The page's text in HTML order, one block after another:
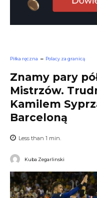
Piłka ręczna Polacy za granicą
Znamy pary
Mistrzów.
Kamilem
Barceloną
Less than 1 min.
Kuba Zegarlinski